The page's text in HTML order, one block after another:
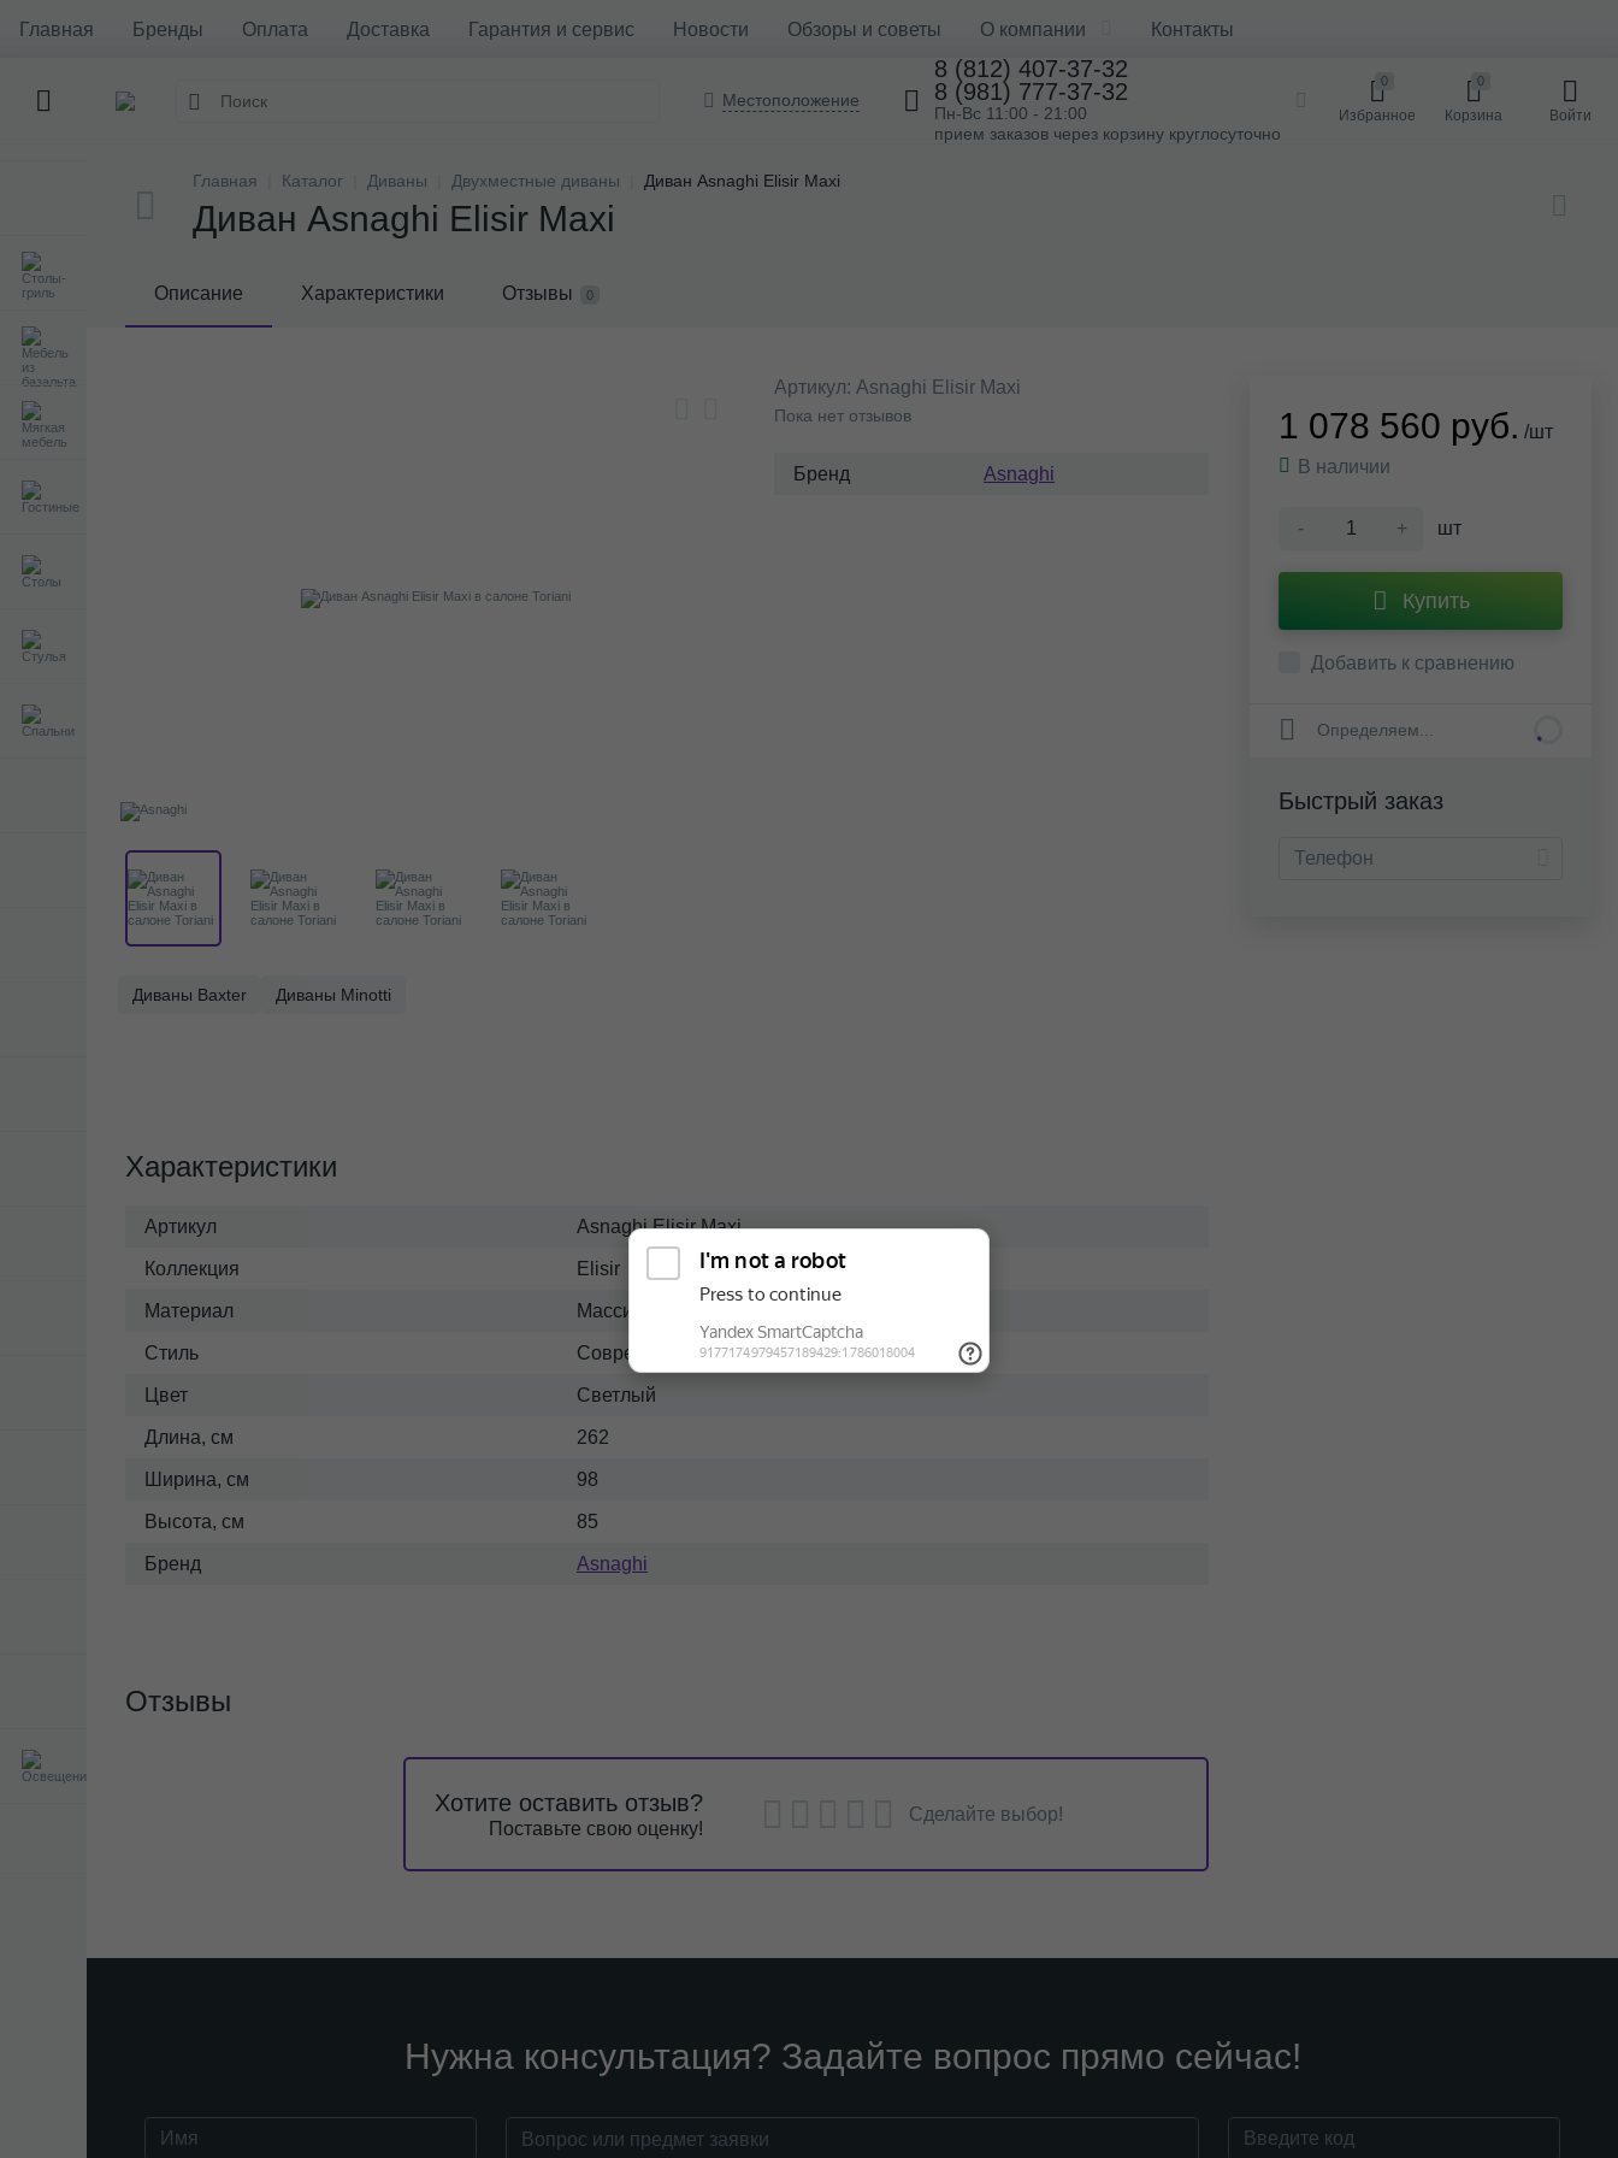
Главная Бренды Оплата Доставка Гарантия и сервис Новости Обзоры и советы О компании Контакты
Местоположение
8 (812) 407-37-32
8 (981) 777-37-32
Пн-Вс 11:00 - 21:00
прием заказов через корзину круглосуточно
0
Избранное
0
Корзина Войти
Главная Каталог Диваны Двухместные диваны Диван Asnaghi Elisir Maxi
Диван Asnaghi Elisir Maxi
Описание Характеристики Отзывы 0
Артикул: Asnaghi Elisir Maxi
Пока нет отзывов
Бренд Asnaghi
Диваны Baxter Диваны Minotti
Характеристики
Артикул Asnaghi Elisir Maxi
Коллекция Elisir
Материал Массив-ткань
Стиль Современный
Цвет Светлый
Длина, см 262
Ширина, см 98
Высота, см 85
Бренд Asnaghi
1 078 560 руб. /шт
В наличии
- + шт
Купить
Добавить к сравнению
Определяем...
Быстрый заказ
Отзывы
Хотите оставить отзыв?
Поставьте свою оценку!
Сделайте выбор!
Нужна консультация? Задайте вопрос прямо сейчас!